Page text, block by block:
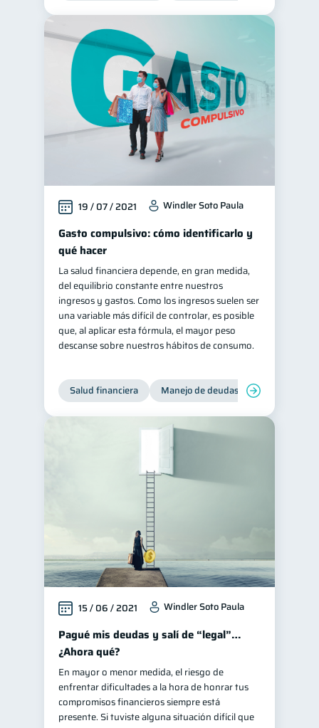
19 / 07 / 2021 Windler Soto Paula
Gasto compulsivo: cómo identificarlo y
qué hacer
La salud financiera depende, en gran medida,
del equilibrio constante entre nuestros
ingresos y gastos. Como los ingresos suelen ser
una variable más difícil de controlar, es posible
que, al aplicar esta fórmula, el mayor peso
descanse sobre nuestros hábitos de consumo.
Salud financiera Manejo de deudas
15 / 06 / 2021 Windler Soto Paula
Pagué mis deudas y salí de “legal”…
¿Ahora qué?
En mayor o menor medida, el riesgo de
enfrentar dificultades a la hora de honrar tus
compromisos financieros siempre está
presente. Si tuviste alguna situación difícil que